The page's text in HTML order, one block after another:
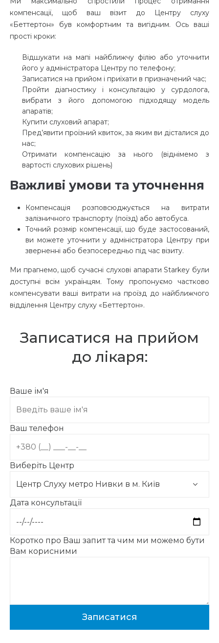
компенсації, щоб ваш візит до Центру слуху
«Беттертон» був комфортним та вигідним. Ось ваші
прості кроки:
Відшукати на мапі найближчу філію або уточнити
його у адміністратора Центру по телефону;
Записатися на прийом і приїхати в призначений час;
Пройти діагностику і консультацію у сурдолога,
вибрати з його допомогою підходящу модель
апаратів;
Купити слуховий апарат;
Пред’явити проїзний квиток, за яким ви дісталися до
нас;
Отримати компенсацію за нього (віднімемо з
вартості слухових рішень)
Важливі умови та уточнення
Компенсація розповсюджується на витрати
залізничного транспорту (поїзд) або автобуса.
Точний розмір компенсації, що буде застосований,
ви можете уточнити у адміністратора Центру при
зверненні або безпосередньо під час візиту.
Ми прагнемо, щоб сучасні слухові апарати Starkey були
доступні всім українцям. Тому пропонуємо частково
компенсувати ваші витрати на проїзд до найближчого
відділення Центру слуху «Беттертон».
Записатися на прийом
до лікаря:
Ваше ім'я
Ваш телефон
Виберіть Центр
Дата консультації
Коротко про Ваш запит та чим ми можемо бути
Вам корисними